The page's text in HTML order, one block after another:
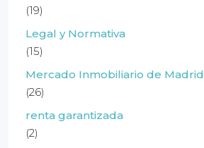
(19)
Legal y Normativa
(15)
Mercado Inmobiliario de Madrid
(26)
renta garantizada
(2)